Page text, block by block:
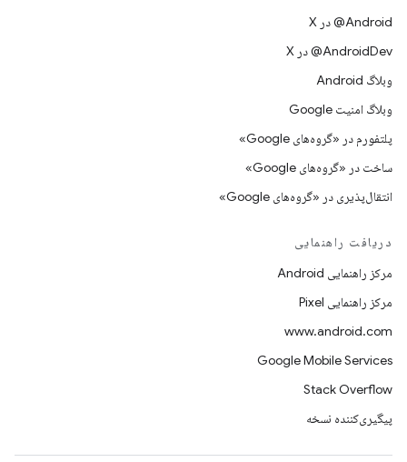
‫‎@Android در X
‫‎@AndroidDev در X
وبلاگ Android
وبلاگ امنیت Google
پلتفورم در «گروه‌های Google»
ساخت در «گروه‌های Google»
انتقال‌پذیری در «گروه‌های Google»
دریافت راهنمایی
مرکز راهنمایی Android
مرکز راهنمایی Pixel
www.android.com
Google Mobile Services
Stack Overflow
پیگیری‌کننده نسخه